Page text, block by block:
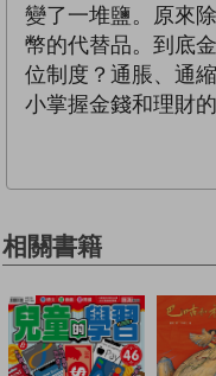
變了一堆鹽。原來
幣的代替品。到底
位制度？通脹、通
小掌握金錢和理財的
相關書籍